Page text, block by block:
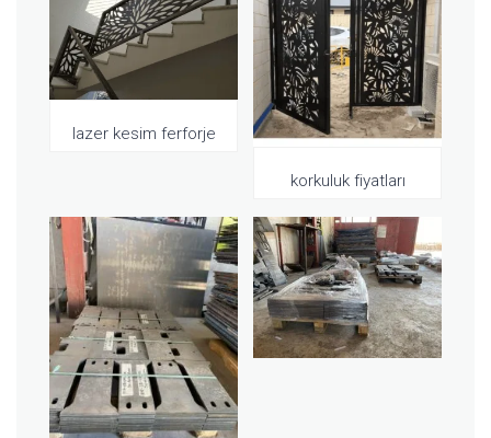
lazer kesim ferforje
korkuluk fiyatları